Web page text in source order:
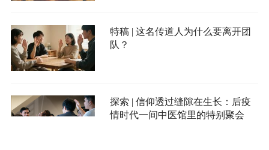
特稿 | 这名传道人为什么要离开团
队？
探索 | 信仰透过缝隙在生长：后疫
情时代一间中医馆里的特别聚会